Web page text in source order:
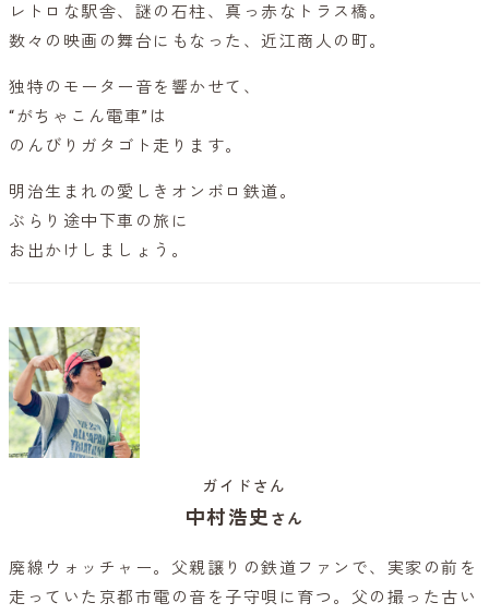
レトロな駅舎、謎の石柱、真っ赤なトラス橋。
数々の映画の舞台にもなった、近江商人の町。
独特のモーター音を響かせて、
“がちゃこん電車”は
のんびりガタゴト走ります。
明治生まれの愛しきオンボロ鉄道。
ぶらり途中下車の旅に
お出かけしましょう。
ガイドさん
中村浩史 さん
廃線ウォッチャー。父親譲りの鉄道ファンで、実家の前を
走っていた京都市電の音を子守唄に育つ。父の撮った古い